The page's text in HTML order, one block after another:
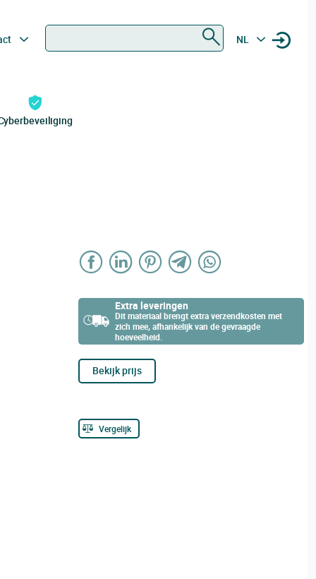
NL
Extra leveringen
Dit materiaal brengt extra verzendkosten met
zich mee, afhankelijk van de gevraagde
hoeveelheid.
Bekijk prijs
Vergelijk